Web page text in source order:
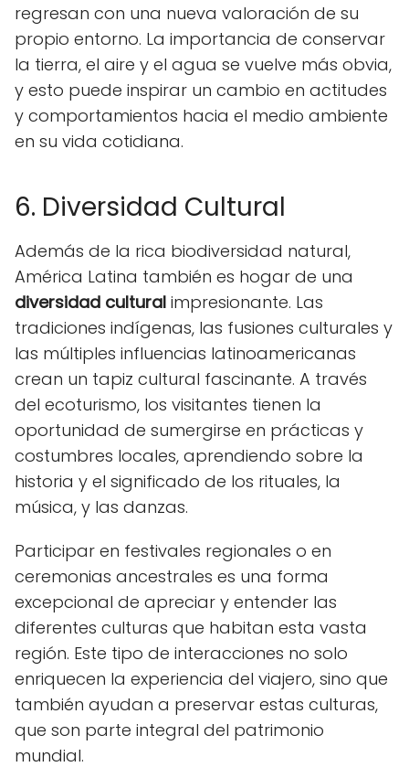
regresan con una nueva valoración de su
propio entorno. La importancia de conservar
la tierra, el aire y el agua se vuelve más obvia,
y esto puede inspirar un cambio en actitudes
y comportamientos hacia el medio ambiente
en su vida cotidiana.
6. Diversidad Cultural
Además de la rica biodiversidad natural,
América Latina también es hogar de una
diversidad cultural impresionante. Las
tradiciones indígenas, las fusiones culturales y
las múltiples influencias latinoamericanas
crean un tapiz cultural fascinante. A través
del ecoturismo, los visitantes tienen la
oportunidad de sumergirse en prácticas y
costumbres locales, aprendiendo sobre la
historia y el significado de los rituales, la
música, y las danzas.
Participar en festivales regionales o en
ceremonias ancestrales es una forma
excepcional de apreciar y entender las
diferentes culturas que habitan esta vasta
región. Este tipo de interacciones no solo
enriquecen la experiencia del viajero, sino que
también ayudan a preservar estas culturas,
que son parte integral del patrimonio
mundial.